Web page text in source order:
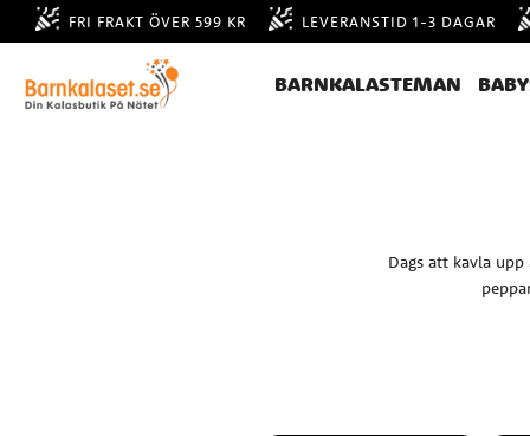
FRI FRAKT ÖVER 599 KR LEVERANSTID 1-3 DAGAR
BARNKALASTEMAN
Dags att kavla